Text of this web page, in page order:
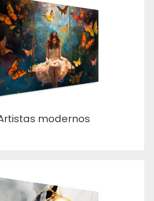
modernos